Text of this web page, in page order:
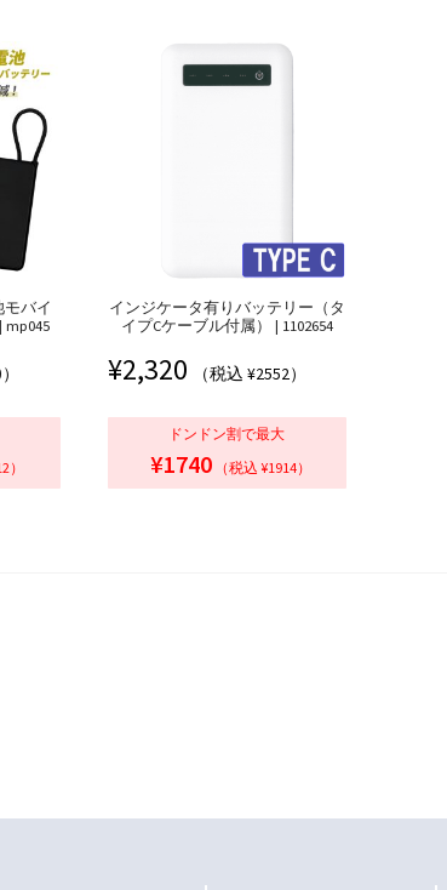
バイ
mp045
）
インジケータ有りバッテリー（タ
イプCケーブル付属） | 1102654
¥2,320 （税込 ¥2552）
ドンドン割で最大
¥1740 （税込 ¥1914）